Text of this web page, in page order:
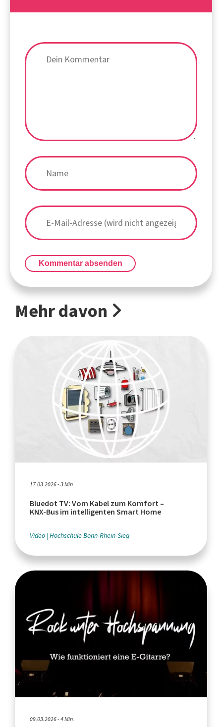
Kommentar absenden
Mehr davon
17.03.2026 - 3 Min.
Bluedot TV: Vom Kabel zum Komfort –
KNX‑Bus im intelligenten Smart Home
Video Hochschule Bonn-Rhein-Sieg
09.03.2026 - 4 Min.